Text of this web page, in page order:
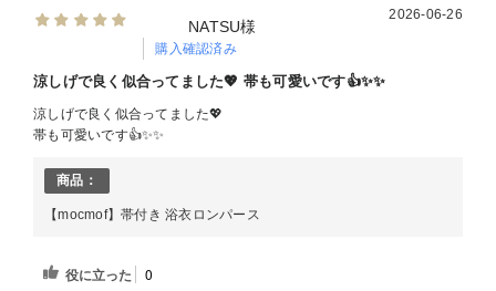
NATSU様
購入確認済み
2026-06-26
涼しげで良く似合ってました💖 帯も可愛いです👍✨✨
涼しげで良く似合ってました💖
帯も可愛いです👍✨✨
商品：
【mocmof】帯付き 浴衣ロンパース
役に立った 0